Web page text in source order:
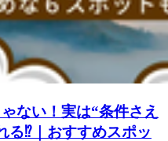
ない！実は“条件さえ
る⁉｜おすすめスポッ